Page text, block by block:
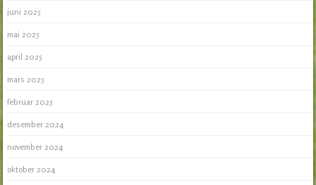
juni 2025
mai 2025
april 2025
mars 2025
februar 2025
desember 2024
november 2024
oktober 2024